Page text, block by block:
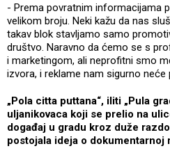
- Prema povratnim informacijama
velikom broju. Neki kažu da nas
takav blok stavljamo samo
društvo. Naravno da ćemo se s
i marketingom, ali neprofitni smo
izvora, i reklame nam sigurno
„Pola citta puttana“, iliti „Pula
uljanikovaca koji se prelio na
događaj u gradu kroz duže
postojala ideja o dokumentarnoj